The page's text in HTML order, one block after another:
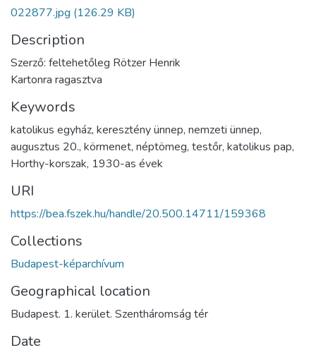
022877.jpg (126.29 KB)
Description
Szerző: feltehetőleg Rötzer Henrik
Kartonra ragasztva
Keywords
katolikus egyház, keresztény ünnep, nemzeti ünnep,
augusztus 20., körmenet, néptömeg, testőr, katolikus pap,
Horthy-korszak, 1930-as évek
URI
https://bea.fszek.hu/handle/20.500.14711/159368
Collections
Budapest-képarchívum
Geographical location
Budapest. 1. kerület. Szentháromság tér
Date